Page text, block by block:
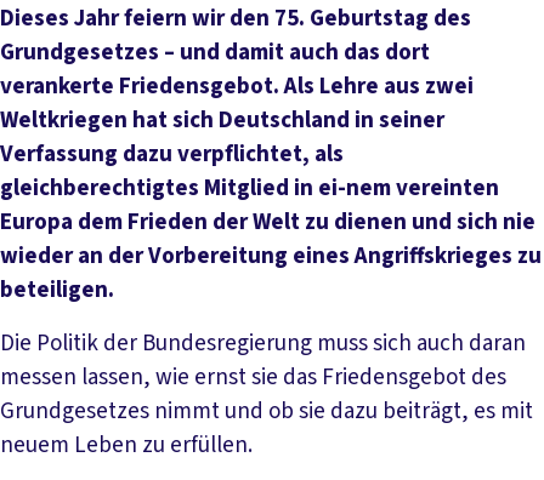
Dieses Jahr feiern wir den 75. Geburtstag des
Grundgesetzes – und damit auch das dort
verankerte Friedensgebot. Als Lehre aus zwei
Weltkriegen hat sich Deutschland in seiner
Verfassung dazu verpflichtet, als
gleichberechtigtes Mitglied in ei-nem vereinten
Europa dem Frieden der Welt zu dienen und sich nie
wieder an der Vorbereitung eines Angriffskrieges zu
beteiligen.
Die Politik der Bundesregierung muss sich auch daran
messen lassen, wie ernst sie das Friedensgebot des
Grundgesetzes nimmt und ob sie dazu beiträgt, es mit
neuem Leben zu erfüllen.